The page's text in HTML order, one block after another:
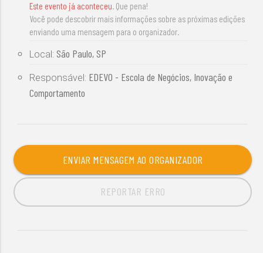
Este evento já aconteceu. Que pena!
Você pode descobrir mais informações sobre as próximas edições
enviando uma mensagem para o organizador.
Local: São Paulo, SP
Responsável: EDEVO - Escola de Negócios, Inovação e
Comportamento
ENVIAR MENSAGEM AO ORGANIZADOR
REPORTAR ERRO